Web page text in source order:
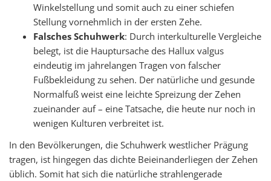
Winkelstellung und somit auch zu einer schiefen
Stellung vornehmlich in der ersten Zehe.
Falsches Schuhwerk: Durch interkulturelle Vergleiche
belegt, ist die Hauptursache des Hallux valgus
eindeutig im jahrelangen Tragen von falscher
Fußbekleidung zu sehen. Der natürliche und gesunde
Normalfuß weist eine leichte Spreizung der Zehen
zueinander auf – eine Tatsache, die heute nur noch in
wenigen Kulturen verbreitet ist.
In den Bevölkerungen, die Schuhwerk westlicher Prägung
tragen, ist hingegen das dichte Beieinanderliegen der Zehen
üblich. Somit hat sich die natürliche strahlengerade